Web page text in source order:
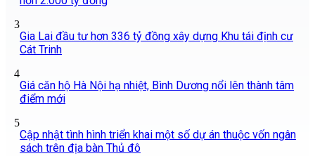
3
Gia Lai đầu tư hơn 336 tỷ đồng xây dựng Khu tái định cư
Cát Trinh
4
Giá căn hộ Hà Nội hạ nhiệt, Bình Dương nổi lên thành tâm
điểm mới
5
Cập nhật tình hình triển khai một số dự án thuộc vốn ngân
sách trên địa bàn Thủ đô